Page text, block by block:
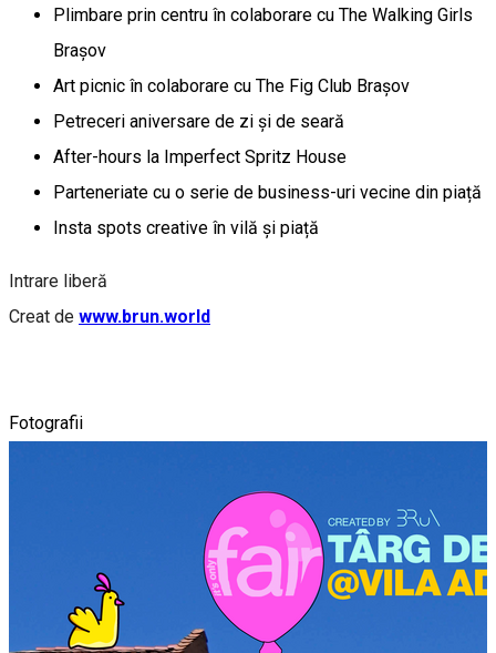
Plimbare prin centru în colaborare cu The Walking Girls
Brașov
Art picnic în colaborare cu The Fig Club Brașov
Petreceri aniversare de zi și de seară
After-hours la Imperfect Spritz House
Parteneriate cu o serie de business-uri vecine din piață
Insta spots creative în vilă și piață
Intrare liberă
Creat de www.brun.world
Fotografii